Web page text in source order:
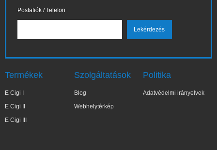
Postafiók / Telefon
Termékek
E Cigi I
E Cigi II
E Cigi III
Szolgáltatások
Blog
Webhelytérkép
Politika
Adatvédelmi irányelvek